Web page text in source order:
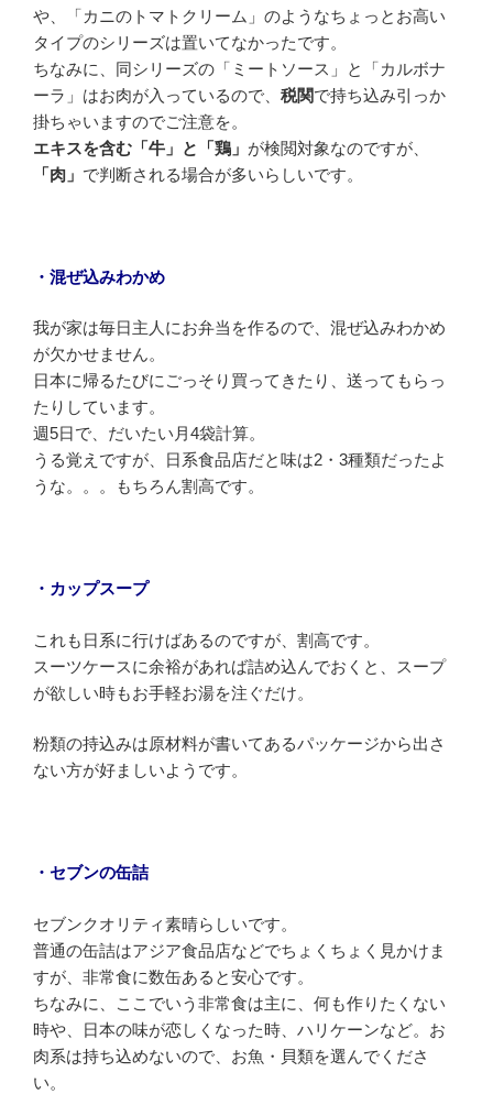
や、「カニのトマトクリーム」のようなちょっとお高い
タイプのシリーズは置いてなかったです。
ちなみに、同シリーズの「ミートソース」と「カルボナ
ーラ」はお肉が入っているので、 税関で持ち込み引っか
掛ちゃいますのでご注意を。
エキスを含む「牛」と「鶏」 が検閲対象なのですが、
「肉」 で判断される場合が多いらしいです。
・混ぜ込みわかめ
我が家は毎日主人にお弁当を作るので、混ぜ込みわかめ
が欠かせません。
日本に帰るたびにごっそり買ってきたり、送ってもらっ
たりしています。
週5日で、だいたい月4袋計算。
うる覚えですが、日系食品店だと味は2・3種類だったよ
うな。。。もちろん割高です。
・カップスープ
これも日系に行けばあるのですが、割高です。
スーツケースに余裕があれば詰め込んでおくと、スープ
が欲しい時もお手軽お湯を注ぐだけ。
粉類の持込みは原材料が書いてあるパッケージから出さ
ない方が好ましいようです。
・セブンの缶詰
セブンクオリティ素晴らしいです。
普通の缶詰はアジア食品店などでちょくちょく見かけま
すが、非常食に数缶あると安心です。
ちなみに、ここでいう非常食は主に、何も作りたくない
時や、日本の味が恋しくなった時、ハリケーンなど。お
肉系は持ち込めないので、お魚・貝類を選んでくださ
い。